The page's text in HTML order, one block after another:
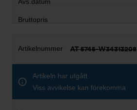
AT 5745-W34313208
Artikeln har utgått
Viss avvikelse kan förekomma